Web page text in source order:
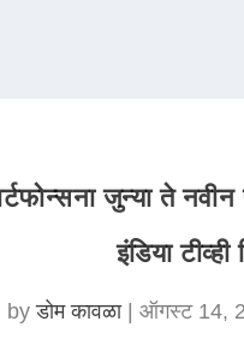
जुन्या ते
इंडिया टीव्ही
byडोम कावळा| ऑगस्ट 14,